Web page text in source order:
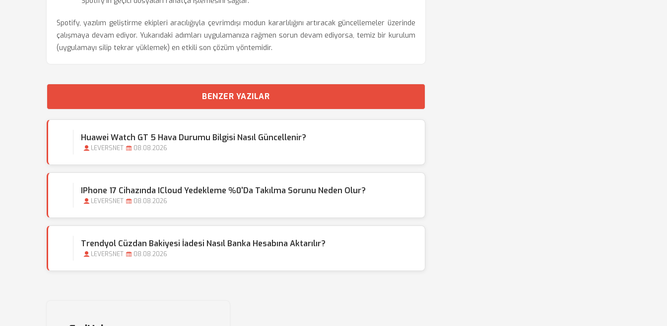
Spotify, yazılım geliştirme ekipleri aracılığıyla çevrimdışı modun kararlılığını artıracak güncellemeler üzerinde
çalışmaya devam ediyor. Yukarıdaki adımları uygulamanıza rağmen sorun devam ediyorsa, temiz bir kurulum
(uygulamayı silip tekrar yüklemek) en etkili son çözüm yöntemidir.
BENZER YAZILAR
Huawei Watch GT 5 Hava Durumu Bilgisi Nasıl Güncellenir?
LEVERSNET 08.08.2026
IPhone 17 Cihazında ICloud Yedekleme %0'da Takılma Sorunu Neden Olur?
LEVERSNET 08.08.2026
Trendyol Cüzdan Bakiyesi İadesi Nasıl Banka Hesabına Aktarılır?
LEVERSNET 08.08.2026